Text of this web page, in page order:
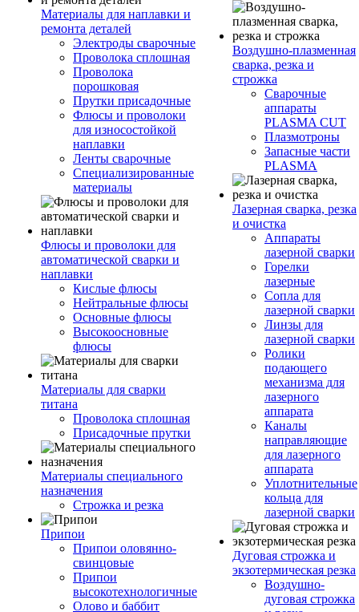
Материалы для наплавки и
ремонта деталей
Электроды сварочные
Проволока сплошная
Проволока
порошковая
Прутки присадочные
Флюсы и проволоки
для износостойкой
наплавки
Ленты сварочные
Специализированные
материалы
Флюсы и проволоки для
автоматической сварки и
наплавки
Кислые флюсы
Нейтральные флюсы
Основные флюсы
Высокоосновные
флюсы
Материалы для сварки
титана
Проволока сплошная
Присадочные прутки
Материалы специального
назначения
Строжка и резка
Припои
Припои оловянно-
свинцовые
Припои
высокотехнологичные
Олово и баббит
Воздушно-плазменная
сварка, резка и
строжка
Сварочные
аппараты
PLASMA CUT
Плазмотроны
Запасные части
PLASMA
Лазерная сварка, резка
и очистка
Аппараты
лазерной сварки
Горелки
лазерные
Сопла для
лазерной сварки
Линзы для
лазерной сварки
Ролики
подающего
механизма для
лазерного
аппарата
Каналы
направляющие
для лазерного
аппарата
Уплотнительные
кольца для
лазерной сварки
Дуговая строжка и
экзотермическая резка
Воздушно-
дуговая строжка